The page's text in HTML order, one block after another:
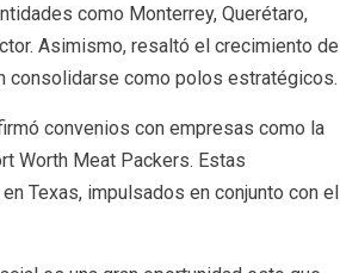
como Monterrey, Querétaro,
Asimismo, resaltó el crecimiento de
consolidarse como polos estratégicos.
convenios con empresas como la
Worth Meat Packers. Estas
Texas, impulsados en conjunto con el